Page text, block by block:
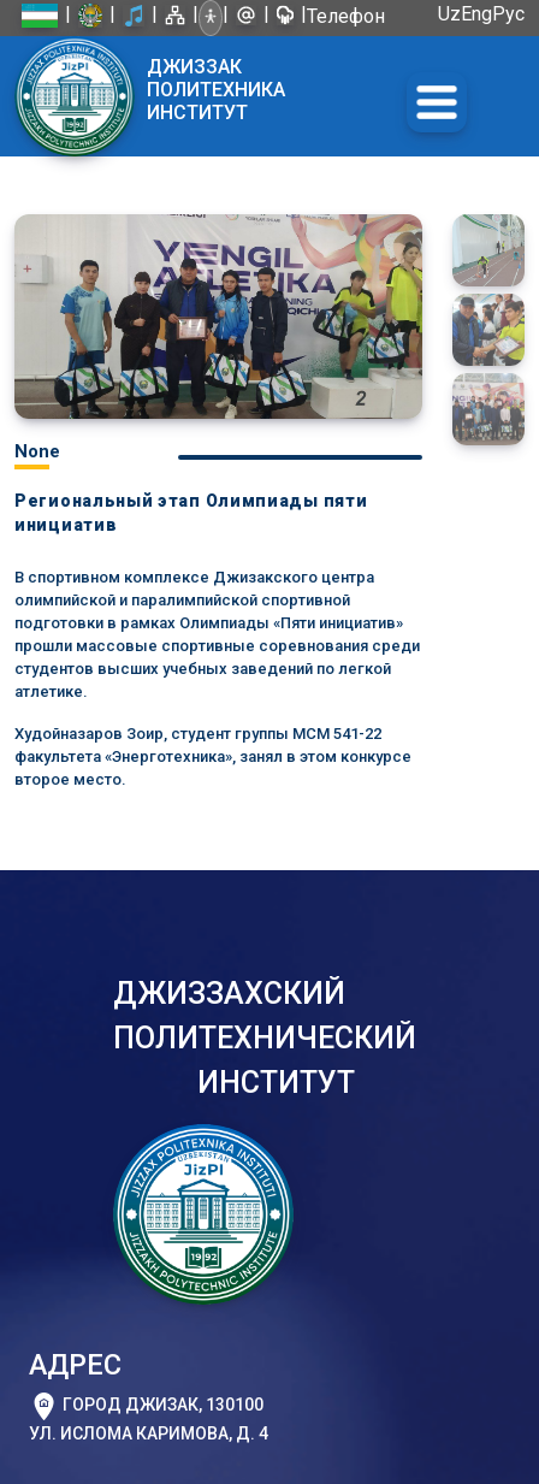
| | | | | | |Телефон
UzEngРус
ДЖИЗЗАК
ПОЛИТЕХНИКА
ИНСТИТУТ
None
Региональный этап Олимпиады пяти
инициатив
В спортивном комплексе Джизакского центра
олимпийской и паралимпийской спортивной
подготовки в рамках Олимпиады «Пяти инициатив»
прошли массовые спортивные соревнования среди
студентов высших учебных заведений по легкой
атлетике.
Худойназаров Зоир, студент группы МСМ 541-22
факультета «Энерготехника», занял в этом конкурсе
второе место.
ДЖИЗЗАХСКИЙ
ПОЛИТЕХНИЧЕСКИЙ
ИНСТИТУТ
АДРЕС
ГОРОД ДЖИЗАК, 130100
УЛ. ИСЛОМА КАРИМОВА, Д. 4